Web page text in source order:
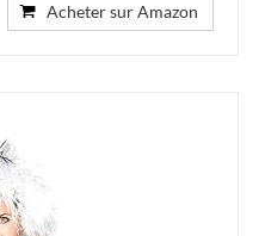
Acheter sur Amazon